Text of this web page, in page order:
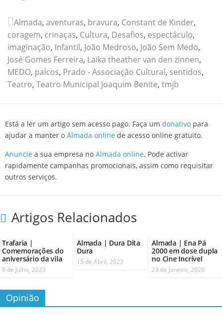
Almada, aventuras, bravura, Constant de Kinder,
coragem, crinaças, Cultura, Desafios, espectáculo,
imaginação, Infantil, João Medroso, João Sem Medo,
José Gomes Ferreira, Laika theather van den zinnen,
MEDO, palcos, Prado - Associação Cultural, sentidos,
Teatro, Teatro Municipal Joaquim Benite, tmjb
Está a ler um artigo sem acesso pago. Faça um donativo para
ajudar a manter o Almada online de acesso online gratuito.
Anuncie a sua empresa no Almada online. Pode activar
rapidamente campanhas promocionais, assim como requisitar
outros serviços.
Artigos Relacionados
Trafaria |
Comemorações do
aniversário da vila
8 de Julho, 2023
Almada | Dura Dita
Dura
15 de Abril, 2023
Almada | Ena Pá
2000 em dose dupla
no Cine Incrível
23 de Janeiro, 2026
Opinião